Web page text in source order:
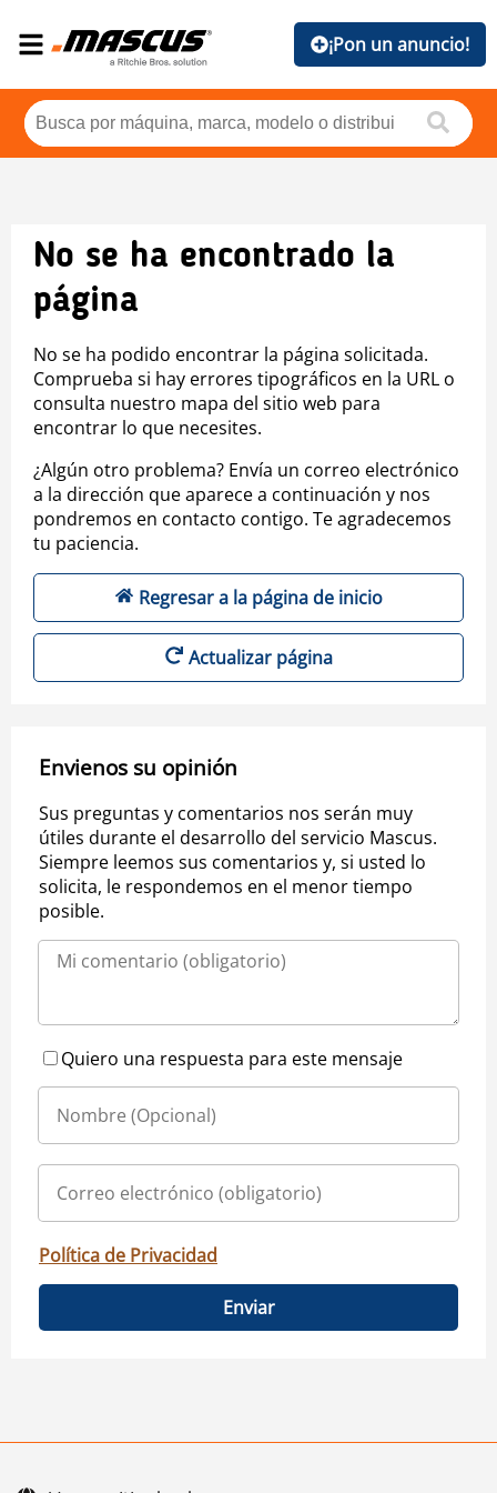
¡Pon un anuncio!
No se ha encontrado la
página
No se ha podido encontrar la página solicitada.
Comprueba si hay errores tipográficos en la URL o
consulta nuestro mapa del sitio web para
encontrar lo que necesites.
¿Algún otro problema? Envía un correo electrónico
a la dirección que aparece a continuación y nos
pondremos en contacto contigo. Te agradecemos
tu paciencia.
Regresar a la página de inicio
Actualizar página
Envienos su opinión
Sus preguntas y comentarios nos serán muy
útiles durante el desarrollo del servicio Mascus.
Siempre leemos sus comentarios y, si usted lo
solicita, le respondemos en el menor tiempo
posible.
Quiero una respuesta para este mensaje
Política de Privacidad
Enviar